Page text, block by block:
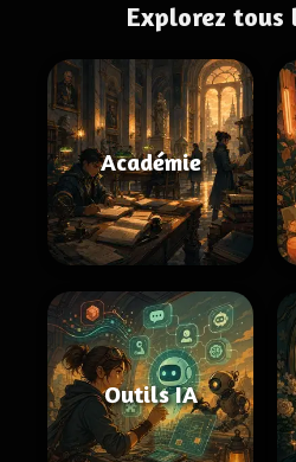
Explorez tous
Académie
Outils IA